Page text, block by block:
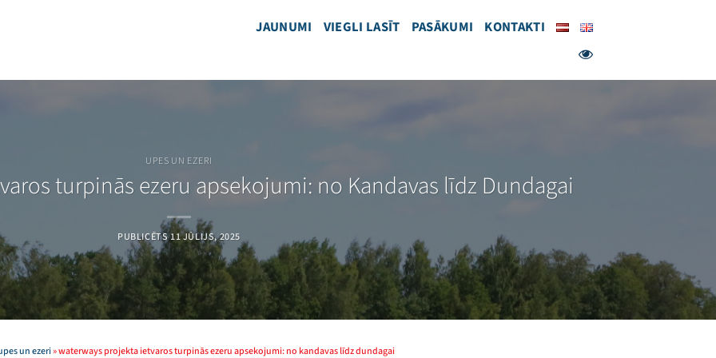
JAUNUMI VIEGLI LASĪT PASĀKUMI KONTAKTI
UPES UN EZERI
turpinās ezeru apsekojumi: no Kandavas līdz Dundagai
PUBLICĒTS11 JŪLIJS, 2025
un ezeri»waterways projekta ietvaros turpinās ezeru apsekojumi: no kandavas līdz dundagai